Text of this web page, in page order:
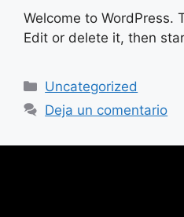
Welcome to WordPress.
Edit or delete it, then
Categorías
Uncategorized
Deja un comentario